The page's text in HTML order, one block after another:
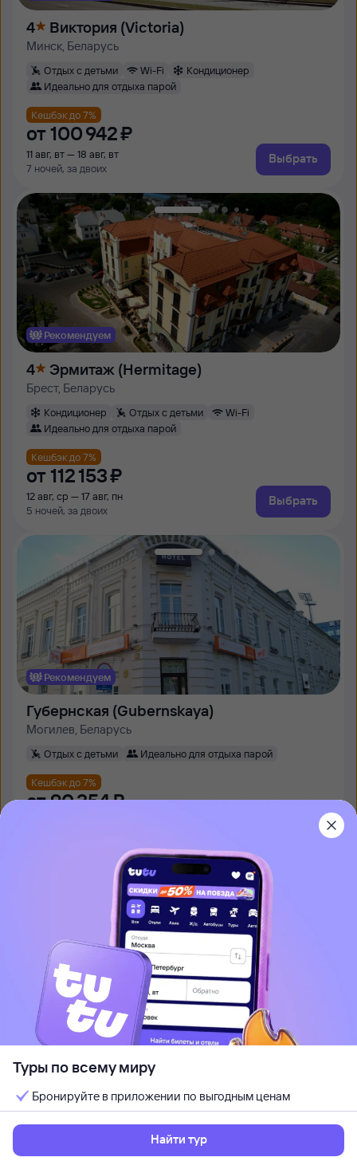
4 Виктория (Victoria)
Минск, Беларусь
Отдых с детьми Wi-Fi
Кондиционер
Идеально для отдыха парой
Кешбэк до 7%
от 100 ⁠942 ⁠₽
11 авг, вт — 18 авг, вт
7 ночей, за двоих
Выбрать
Рекомендуем
4 Эрмитаж (Hermitage)
Брест, Беларусь
Кондиционер Отдых с детьми
Wi-Fi
Идеально для отдыха парой
Кешбэк до 7%
от 112 ⁠153 ⁠₽
12 авг, ср — 17 авг, пн
5 ночей, за двоих
Выбрать
Рекомендуем
Губернская (Gubernskaya)
Могилев, Беларусь
Отдых с детьми Идеально для отдыха парой
Кешбэк до 7%
от90 ⁠354 ⁠₽
Рекомендуем
Шахтер (Shahter)
Отдых с детьми Идеально для отдыха парой
Кешбэк до 7%
от51 ⁠644 ⁠₽
Туры по всему миру
Бронируйте в приложении по выгодным ценам
Найти тур